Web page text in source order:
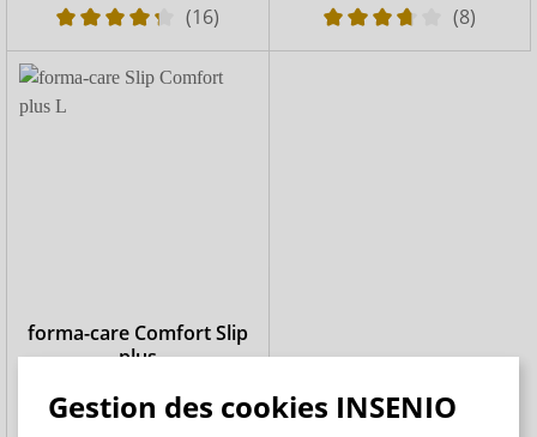
(16) (8)
forma-care Comfort Slip
plus
Slips pour personnes alitées
Gestion des cookies INSENIO